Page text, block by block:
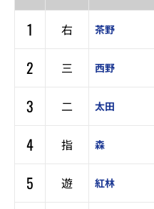
1 右 茶野
2
三 西野
3
二 太田
4
指 森
5
遊 紅林